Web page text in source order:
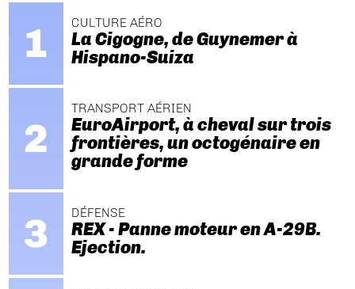
CULTURE AÉRO
La Cigogne, de Guynemer à
Hispano-Suiza
TRANSPORT AÉRIEN
EuroAirport, à cheval sur trois
frontières, un octogénaire en
grande forme
DÉFENSE
REX - Panne moteur en A-29B.
Ejection.